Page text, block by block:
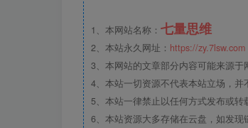
1、本网站名称： 七量思维
2、本站永久网址： https://zy.7lsw.com
3、本网站的文章部分内容可能来源于
4、本站一切资源不代表本站立场，并
5、本站一律禁止以任何方式发布或
6、本站资源大多存储在云盘，如发现